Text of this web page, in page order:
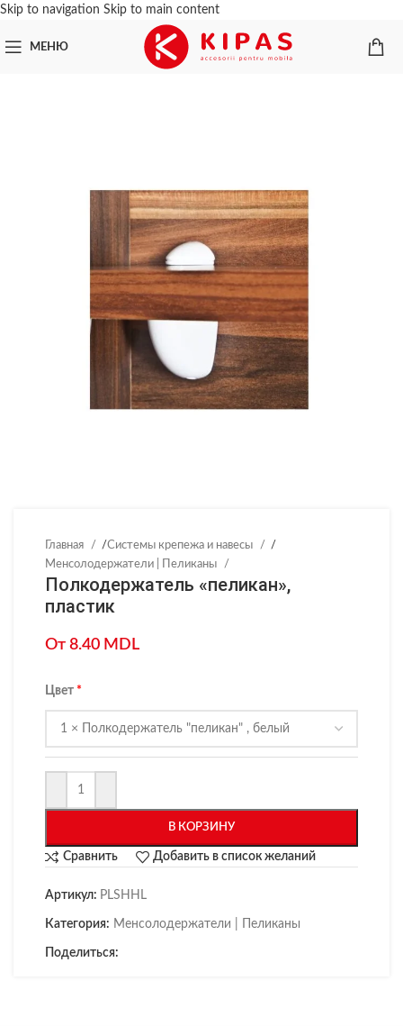
Skip to navigation Skip to main content
МЕНЮ
Главная /Системы крепежа и навесы
/
Менсолодержатели | Пеликаны
Полкодержатель «пеликан»,
пластик
От 8.40 MDL
Цвет
В КОРЗИНУ
Сравнить Добавить в список желаний
Артикул: PLSHHL
Категория: Менсолодержатели | Пеликаны
Поделиться: